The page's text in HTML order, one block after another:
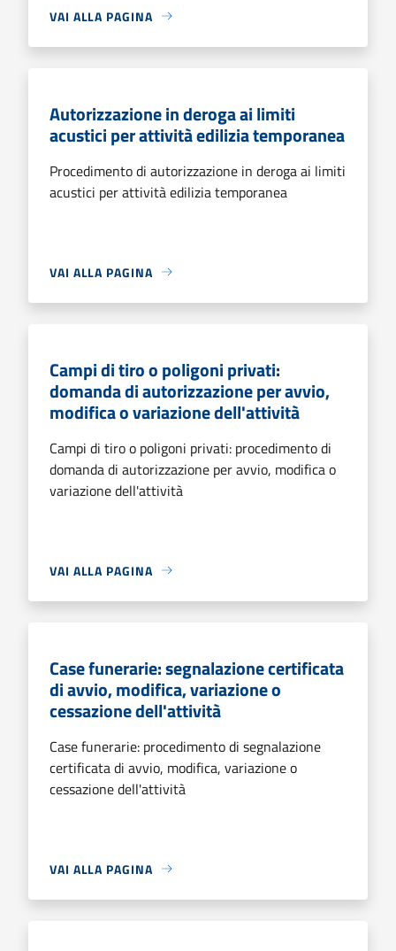
VAI ALLA PAGINA
Autorizzazione in deroga ai limiti
acustici per attività edilizia temporanea
Procedimento di autorizzazione in deroga ai limiti
acustici per attività edilizia temporanea
VAI ALLA PAGINA
Campi di tiro o poligoni privati:
domanda di autorizzazione per avvio,
modifica o variazione dell'attività
Campi di tiro o poligoni privati: procedimento di
domanda di autorizzazione per avvio, modifica o
variazione dell'attività
VAI ALLA PAGINA
Case funerarie: segnalazione certificata
di avvio, modifica, variazione o
cessazione dell'attività
Case funerarie: procedimento di segnalazione
certificata di avvio, modifica, variazione o
cessazione dell'attività
VAI ALLA PAGINA